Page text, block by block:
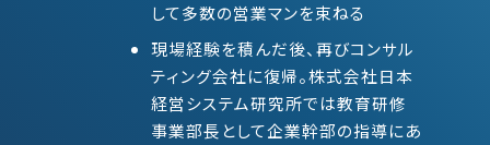
して多数の営業マンを束ねる
現場経験を積んだ後、再びコンサル
ティング会社に復帰。株式会社日本
経営システム研究所では教育研修
事業部長として企業幹部の指導にあ